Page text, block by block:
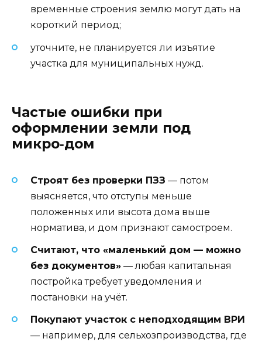
временные строения землю могут дать на
короткий период;
уточните, не планируется ли изъятие
участка для муниципальных нужд.
Частые ошибки при
оформлении земли под
микро‑дом
Строят без проверки ПЗЗ — потом
выясняется, что отступы меньше
положенных или высота дома выше
норматива, и дом признают самостроем.
Считают, что «маленький дом — можно
без документов» — любая капитальная
постройка требует уведомления и
постановки на учёт.
Покупают участок с неподходящим ВРИ
— например, для сельхозпроизводства, где